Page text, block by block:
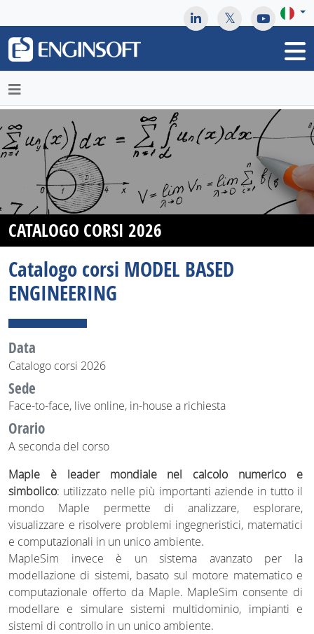
CATALOGO CORSI 2026
Catalogo corsi MODEL BASED
ENGINEERING
Data
Catalogo corsi 2026
Sede
Face-to-face, live online, in-house a richiesta
Orario
A seconda del corso
Maple è leader mondiale nel calcolo numerico e
simbolico: utilizzato nelle più importanti aziende in tutto il
mondo Maple permette di analizzare, esplorare,
visualizzare e risolvere problemi ingegneristici, matematici
e computazionali in un unico ambiente.
MapleSim invece è un sistema avanzato per la
modellazione di sistemi, basato sul motore matematico e
computazionale offerto da Maple. MapleSim consente di
modellare e simulare sistemi multidominio, impianti e
sistemi di controllo in un unico ambiente.
May we use cookies to track your activities? We take your
privacy very seriously. Please see our privacy policy for details
and any questions.